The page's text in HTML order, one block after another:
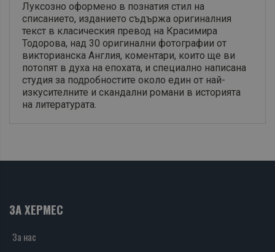
Луксозно оформено в познатия стил на
списанието, изданието съдържа оригиналния
текст в класическия превод на Красимира
Тодорова, над 30 оригинални фотографии от
викторианска Англия, коментари, които ще ви
потопят в духа на епохата, и специално написана
студия за подробностите около един от най-
изкусителните и скандални романи в историята
на литературата.
ЗА ХЕРМЕС
За нас